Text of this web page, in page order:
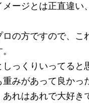
ージとは正直違い
の方ですので、こ
っくりいってると
みがあって良かっ
れはあれで大好き